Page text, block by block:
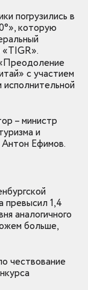
погрузились в
которую
«TIGR».
с участием
– министр
и
Ефимов.
превысил 1,4
аналогичного
больше,
чествование